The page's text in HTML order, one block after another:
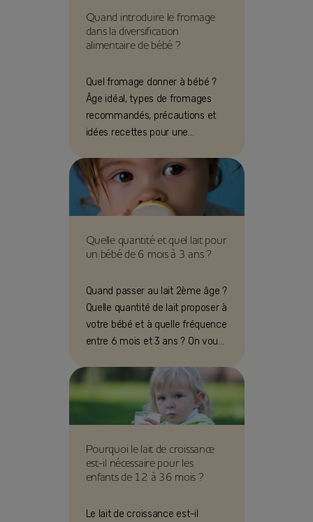
Quand introduire le fromage
dans la diversification
alimentaire de bébé ?
Quel fromage donner à bébé ?
Âge idéal, types de fromages
recommandés, précautions et
idées recettes pour une
Quelle quantité et quel lait pour
un bébé de 6 mois à 3 ans ?
Quand passer au lait 2ème âge ?
Quelle quantité de lait proposer à
votre bébé et à quelle fréquence
entre 6 mois et 3 ans ? On vous
Pourquoi le lait de croissance
est-il nécessaire pour les
enfants de 12 à 36 mois ?
Le lait de croissance est-il